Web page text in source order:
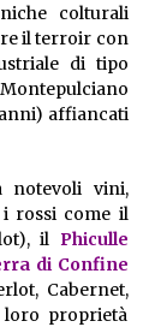
colturali
il terroir con
di tipo
affiancati
notevoli vini,
rossi come il
il Phiculle
di Confine
Cabernet,
loro proprietà